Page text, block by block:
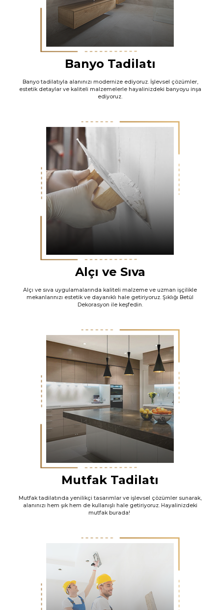
Banyo Tadilatı
Banyo tadilatıyla alanınızı modernize ediyoruz. İşlevsel çözümler,
estetik detaylar ve kaliteli malzemelerle hayalinizdeki banyoyu inşa
ediyoruz.
Alçı ve Sıva
Alçı ve sıva uygulamalarında kaliteli malzeme ve uzman işçilikle
mekanlarınızı estetik ve dayanıklı hale getiriyoruz. Şıklığı Betül
Dekorasyon ile keşfedin.
Mutfak Tadilatı
Mutfak tadilatında yenilikçi tasarımlar ve işlevsel çözümler sunarak,
alanınızı hem şık hem de kullanışlı hale getiriyoruz. Hayalinizdeki
mutfak burada!